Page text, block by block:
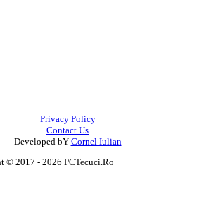
Privacy Policy
Contact Us
Developed bY Cornel Iulian
© 2017 - 2026 PCTecuci.Ro